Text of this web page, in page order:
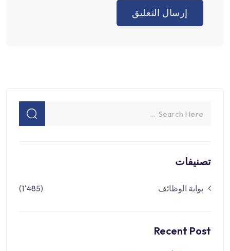
تصنيفات
بوابة الوظائف (1٬485)
Recent Post